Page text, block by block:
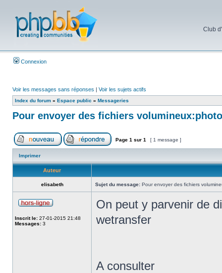
Club
Connexion
Voir les messages sans réponses | Voir les sujets actifs
Index du forum » Espace public » Messageries
Pour envoyer des fichiers
Page 1 sur 1 [ 1 message ]
Imprimer
Auteur
elisabeth Sujet du message: Pour envoyer des fichiers
Inscrit le: 27-01-2015 21:48
Messages: 3
On peut y parvenir de
wetransfer
A consulter